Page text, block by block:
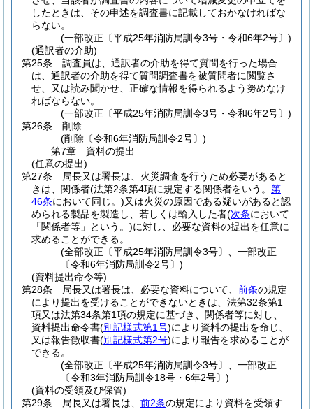
したときは、その申述を調査書に記載しておかなければな
らない。
(一部改正〔平成25年消防局訓令3号・令和6年2号〕)
(通訳者の介助)
第25条
調査員は、通訳者の介助を得て質問を行った場合
は、通訳者の介助を得て質問調査書を被質問者に閲覧さ
せ、又は読み聞かせ、正確な情報を得られるよう努めなけ
ればならない。
(一部改正〔平成25年消防局訓令3号・令和6年2号〕)
第26条
削除
(削除〔令和6年消防局訓令2号〕)
第7章
資料の提出
(任意の提出)
第27条
局長又は署長は、火災調査を行うため必要があると
きは、関係者(法第2条第4項に規定する関係者をいう。 第
46条において同じ。)又は火災の原因である疑いがあると認
められる製品を製造し、若しくは輸入した者(次条において
「関係者等」という。)に対し、必要な資料の提出を任意に
求めることができる。
(全部改正〔平成25年消防局訓令3号〕、一部改正
〔令和6年消防局訓令2号〕)
(資料提出命令等)
第28条
局長又は署長は、必要な資料について、 前条の規定
により提出を受けることができないときは、法第32条第1
項又は法第34条第1項の規定に基づき、関係者等に対し、
資料提出命令書(別記様式第1号)により資料の提出を命じ、
又は報告徴収書(別記様式第2号)により報告を求めることが
できる。
(全部改正〔平成25年消防局訓令3号〕、一部改正
〔令和3年消防局訓令18号・6年2号〕)
(資料の受領及び保管)
第29条
局長又は署長は、 前2条の規定により資料を受領す